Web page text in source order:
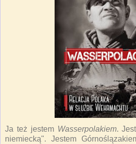
Ja też jestem Wasserpolakiem.
niemiecką". Jestem